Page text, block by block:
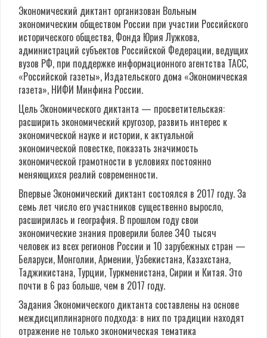
Экономический диктант организован Вольным
экономическим обществом России при участии Российского
исторического общества, Фонда Юрия Лужкова,
администраций субъектов Российской Федерации, ведущих
вузов РФ, при поддержке информационного агентства ТАСС,
«Российской газеты», Издательского дома «Экономическая
газета», НИФИ Минфина России.
Цель Экономического диктанта — просветительская:
расширить экономический кругозор, развить интерес к
экономической науке и истории, к актуальной
экономической повестке, показать значимость
экономической грамотности в условиях постоянно
меняющихся реалий современности.
Впервые Экономический диктант состоялся в 2017 году. За
семь лет число его участников существенно выросло,
расширилась и география. В прошлом году свои
экономические знания проверили более 340 тысяч
человек из всех регионов России и 10 зарубежных стран —
Беларуси, Монголии, Армении, Узбекистана, Казахстана,
Таджикистана, Турции, Туркменистана, Сирии и Китая. Это
почти в 6 раз больше, чем в 2017 году.
Задания Экономического диктанта составлены на основе
междисциплинарного подхода: в них по традиции находят
отражение не только экономическая тематика